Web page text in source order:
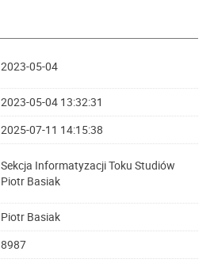
2023-05-04
2023-05-04 13:32:31
2025-07-11 14:15:38
Sekcja Informatyzacji Toku Studiów
Piotr Basiak
Piotr Basiak
8987